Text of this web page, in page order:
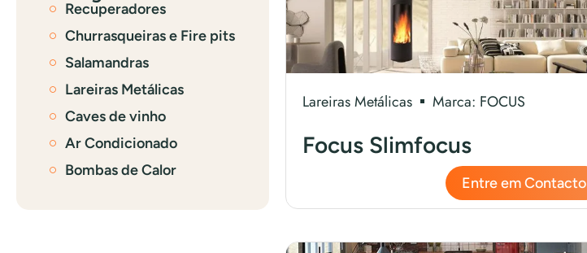
Recuperadores
Churrasqueiras e Fire pits
Salamandras
Lareiras Metálicas
Caves de vinho
Ar Condicionado
Bombas de Calor
Lareiras Metálicas Marca: FOCUS
Focus Slimfocus
Entre em Contacto